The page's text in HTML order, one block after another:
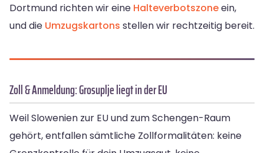
Dortmund richten wir eine Halteverbotszoneein,
und die Umzugskartons stellen wir rechtzeitig bereit.
Zoll & Anmeldung: Grosuplje liegt in der EU
Weil Slowenien zur EU und zum Schengen-Raum
gehört, entfallen sämtliche Zollformalitäten: keine